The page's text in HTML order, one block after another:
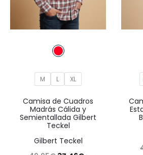
M L XL
Camisa de Cuadros
Madrás Cálida y
Semientallada Gilbert
Teckel
Gilbert Teckel